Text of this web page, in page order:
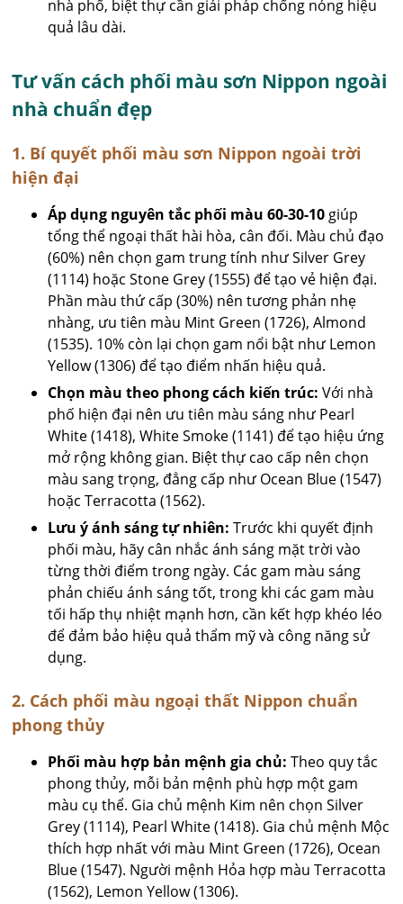
nhà phố, biệt thự cần giải pháp chống nóng hiệu
quả lâu dài.
Tư vấn cách phối màu sơn Nippon ngoài
nhà chuẩn đẹp
1. Bí quyết phối màu sơn Nippon ngoài trời
hiện đại
Áp dụng nguyên tắc phối màu 60-30-10 giúp
tổng thể ngoại thất hài hòa, cân đối. Màu chủ đạo
(60%) nên chọn gam trung tính như Silver Grey
(1114) hoặc Stone Grey (1555) để tạo vẻ hiện đại.
Phần màu thứ cấp (30%) nên tương phản nhẹ
nhàng, ưu tiên màu Mint Green (1726), Almond
(1535). 10% còn lại chọn gam nổi bật như Lemon
Yellow (1306) để tạo điểm nhấn hiệu quả.
Chọn màu theo phong cách kiến trúc: Với nhà
phố hiện đại nên ưu tiên màu sáng như Pearl
White (1418), White Smoke (1141) để tạo hiệu ứng
mở rộng không gian. Biệt thự cao cấp nên chọn
màu sang trọng, đẳng cấp như Ocean Blue (1547)
hoặc Terracotta (1562).
Lưu ý ánh sáng tự nhiên: Trước khi quyết định
phối màu, hãy cân nhắc ánh sáng mặt trời vào
từng thời điểm trong ngày. Các gam màu sáng
phản chiếu ánh sáng tốt, trong khi các gam màu
tối hấp thụ nhiệt mạnh hơn, cần kết hợp khéo léo
để đảm bảo hiệu quả thẩm mỹ và công năng sử
dụng.
2. Cách phối màu ngoại thất Nippon chuẩn
phong thủy
Phối màu hợp bản mệnh gia chủ: Theo quy tắc
phong thủy, mỗi bản mệnh phù hợp một gam
màu cụ thể. Gia chủ mệnh Kim nên chọn Silver
Grey (1114), Pearl White (1418). Gia chủ mệnh Mộc
thích hợp nhất với màu Mint Green (1726), Ocean
Blue (1547). Người mệnh Hỏa hợp màu Terracotta
(1562), Lemon Yellow (1306).